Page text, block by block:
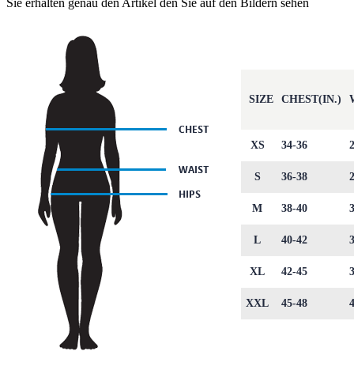
Sie erhalten genau den Artikel den Sie auf den Bildern sehen
SIZE CHEST(IN.)
XS 34-36
S 36-38
M 38-40
L 40-42
XL 42-45
XXL 45-48